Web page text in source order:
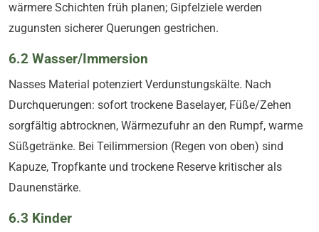
wärmere Schichten früh planen; Gipfelziele werden
zugunsten sicherer Querungen gestrichen.
6.2 Wasser/Immersion
Nasses Material potenziert Verdunstungskälte. Nach
Durchquerungen: sofort trockene Baselayer, Füße/Zehen
sorgfältig abtrocknen, Wärmezufuhr an den Rumpf, warme
Süßgetränke. Bei Teilimmersion (Regen von oben) sind
Kapuze, Tropfkante und trockene Reserve kritischer als
Daunenstärke.
6.3 Kinder